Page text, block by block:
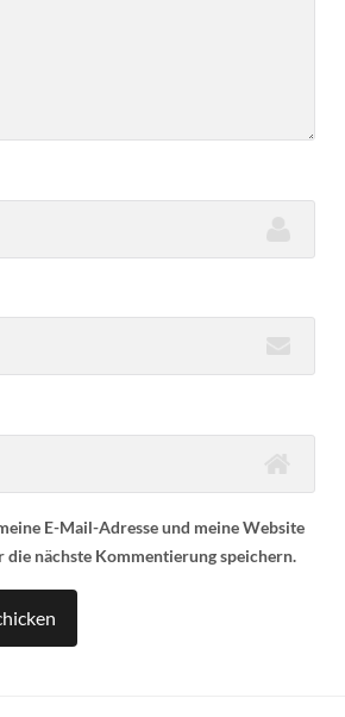
E-Mail-Adresse und meine Website
die nächste Kommentierung speichern.